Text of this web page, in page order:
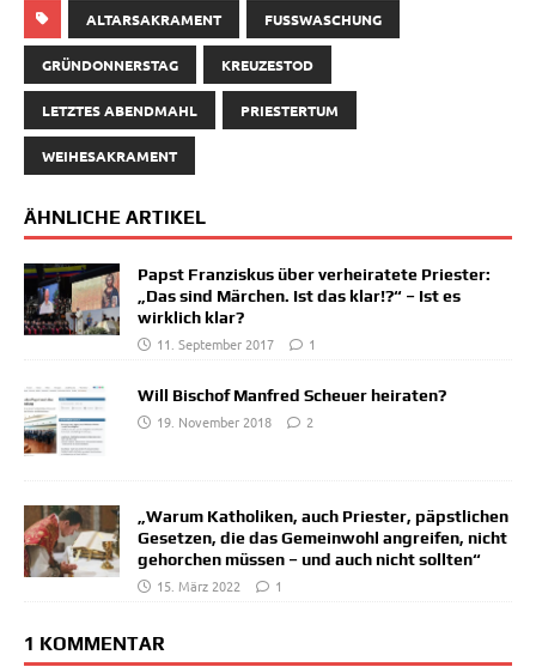
ALTARSAKRAMENT FUSSWASCHUNG
GRÜNDONNERSTAG KREUZESTOD
LETZTES ABENDMAHL PRIESTERTUM
WEIHESAKRAMENT
ÄHNLICHE ARTIKEL
Papst Franziskus über verheiratete Priester:
„Das sind Märchen. Ist das klar!?“ – Ist es
wirklich klar?
11. September 2017
1
Will Bischof Manfred Scheuer heiraten?
19. November 2018
2
„Warum Katholiken, auch Priester, päpstlichen
Gesetzen, die das Gemeinwohl angreifen, nicht
gehorchen müssen – und auch nicht sollten“
15. März 2022
1
1 KOMMENTAR